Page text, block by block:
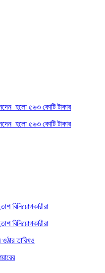
হলো ৫৬৩ কোটি টাকার
হলো ৫৬৩ কোটি টাকার
বিনিয়োগকারীরা
বিনিয়োগকারীরা
তারিখও